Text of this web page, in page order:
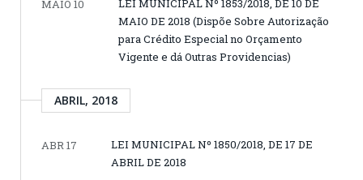
MAIO 10
LEI MUNICIPAL Nº 1853/2018, DE 10 DE
MAIO DE 2018 (Dispõe Sobre Autorização
para Crédito Especial no Orçamento
Vigente e dá Outras Providencias)
ABRIL, 2018
ABR 17
LEI MUNICIPAL Nº 1850/2018, DE 17 DE
ABRIL DE 2018